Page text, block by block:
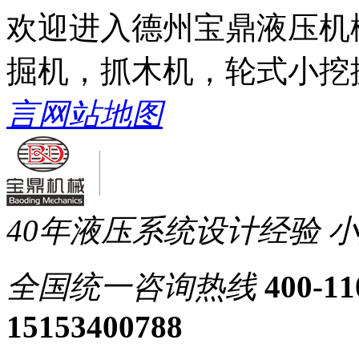
欢迎进入德州宝鼎液压
掘机，抓木机，轮式小
言网站地图
40年液压系统设计经验
全国统一咨询热线 400-
15153400788